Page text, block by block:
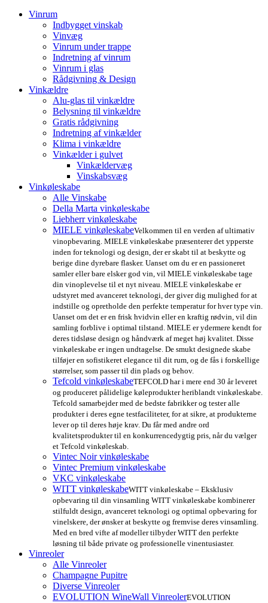
Vinrum
Indbygget vinskab
Vinvæg
Vinrum under trappe
Indretning af vinrum
Vinrum i glas
Rådgivning & Design
Vinkældre
Alu-glas til vinkældre
Belysning til vinkældre
Gratis rådgivning
Indretning af vinkælder
Klima i vinkældre
Vinkælder i gulvet
Vinkældervæg
Vinskabsvæg
Vinkøleskabe
Alle Vinskabe
Della Marta vinkøleskabe
Liebherr vinkøleskabe
MIELE vinkøleskabeVelkommen til en verden af ultimativ
vinopbevaring. MIELE vinkøleskabe præsenterer det ypperste
inden for teknologi og design, der er skabt til at beskytte og
berige dine dyrebare flasker. Uanset om du er en passioneret
samler eller bare elsker god vin, vil MIELE vinkøleskabe tage
din vinoplevelse til et nyt niveau. MIELE vinkøleskabe er
udstyret med avanceret teknologi, der giver dig mulighed for at
indstille og opretholde den perfekte temperatur for hver type vin.
Uanset om det er en frisk hvidvin eller en kraftig rødvin, vil din
samling forblive i optimal tilstand. MIELE er ydermere kendt for
deres tidsløse design og håndværk af meget høj kvalitet. Disse
vinkøleskabe er ingen undtagelse. De smukt designede skabe
tilføjer en sofistikeret elegance til dit rum, og de fås i forskellige
størrelser, som passer til din plads og behov.
Tefcold vinkøleskabeTEFCOLD har i mere end 30 år leveret
og produceret pålidelige køleprodukter heriblandt vinkøleskabe.
Tefcold samarbejder med de bedste fabrikker og tester alle
produkter i deres egne testfaciliteter, for at sikre, at produkterne
lever op til deres høje krav. Du får med andre ord
kvalitetsprodukter til en konkurrencedygtig pris, når du vælger
et Tefcold vinkøleskab.
Vintec Noir vinkøleskabe
Vintec Premium vinkøleskabe
VKC vinkøleskabe
WITT vinkøleskabeWITT vinkøleskabe – Eksklusiv
opbevaring til din vinsamling WITT vinkøleskabe kombinerer
stilfuldt design, avanceret teknologi og optimal opbevaring for
vinelskere, der ønsker at beskytte og fremvise deres vinsamling.
Med en bred vifte af modeller tilbyder WITT den perfekte
løsning til både private og professionelle vinentusiaster.
Vinreoler
Alle Vinreoler
Champagne Pupitre
Diverse Vinreoler
EVOLUTION WineWall VinreolerEVOLUTION